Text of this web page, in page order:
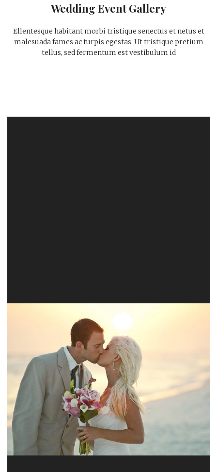
Wedding Event Gallery
Ellentesque habitant morbi tristique senectus et netus et
malesuada fames ac turpis egestas. Ut tristique pretium
tellus, sed fermentum est vestibulum id